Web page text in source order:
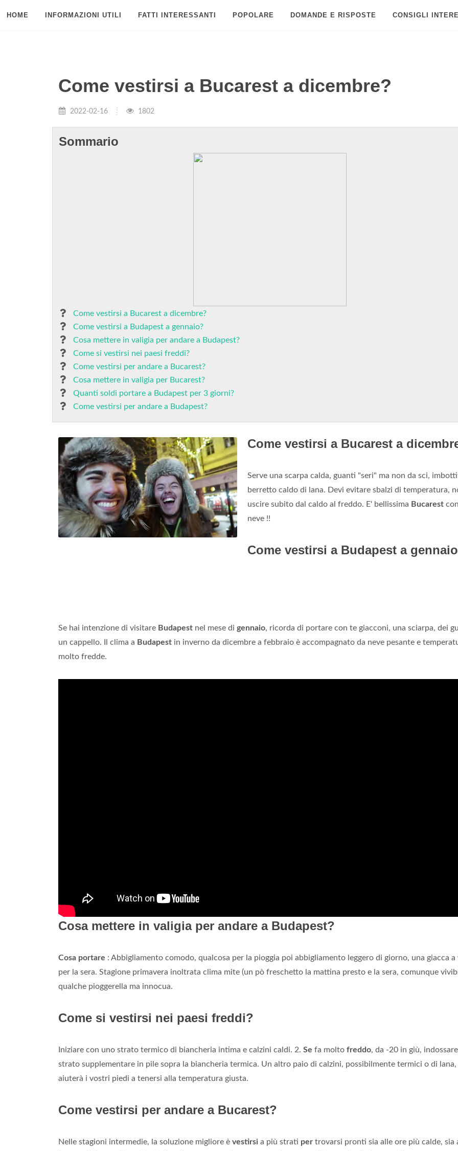
HOME INFORMAZIONI UTILI FATTI INTERESSANTI POPOLARE DOMANDE E RISPOSTE CONSIGLI
Come vestirsi a Bucarest a dicembre?
2022-02-16 1802
Sommario
Come vestirsi a Bucarest a dicembre?
Come vestirsi a Budapest a gennaio?
Cosa mettere in valigia per andare a Budapest?
Come si vestirsi nei paesi freddi?
Come vestirsi per andare a Bucarest?
Cosa mettere in valigia per Bucarest?
Quanti soldi portare a Budapest per 3 giorni?
Come vestirsi per andare a Budapest?
Come vestirsi a Bucarest a
Serve una scarpa calda, guanti "seri" ma non da sci,
berretto caldo di lana. Devi evitare sbalzi di temperatura,
uscire subito dal caldo al freddo. E' bellissima Bucarest
neve !!
Come vestirsi a Budapest a
Se hai intenzione di visitare Budapest nel mese di gennaio, ricorda di portare con te giacconi, una sciarpa, dei
un cappello. Il clima a Budapest in inverno da dicembre a febbraio è accompagnato da neve pesante e
molto fredde.
Cosa mettere in valigia per andare a Budapest?
Cosa portare : Abbigliamento comodo, qualcosa per la pioggia poi abbigliamento leggero di giorno, una giacca a
per la sera. Stagione primavera inoltrata clima mite (un pò freschetto la mattina presto e la sera, comunque
qualche pioggerella ma innocua.
Come si vestirsi nei paesi freddi?
Iniziare con uno strato termico di biancheria intima e calzini caldi. 2. Se fa molto freddo, da -20 in giù,
strato supplementare in pile sopra la biancheria termica. Un altro paio di calzini, possibilmente termici o di lana,
aiuterà i vostri piedi a tenersi alla temperatura giusta.
Come vestirsi per andare a Bucarest?
Nelle stagioni intermedie, la soluzione migliore è vestirsi a più strati per trovarsi pronti sia alle ore più calde, sia